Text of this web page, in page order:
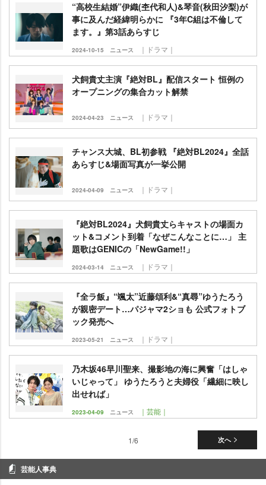
“高校生結婚”伊織(杢代和人)&琴音(秋田汐梨)が
事に及んだ経緯明らかに 『3年C組は不倫して
ます。』第3話あらすじ
2024-10-15 ニュース ｜ドラマ｜
犬飼貴丈主演『絶対BL』配信スタート 恒例の
オープニングの集合カット解禁
2024-04-23 ニュース ｜ドラマ｜
チャンス大城、BL初参戦 『絶対BL2024』全話
あらすじ&場面写真が一挙公開
2024-04-09 ニュース ｜ドラマ｜
『絶対BL2024』犬飼貴丈らキャストの場面カ
ット&コメント到着「なぜこんなことに…」 主
題歌はGENICの「NewGame!!」
2024-03-14 ニュース ｜ドラマ｜
『全ラ飯』“颯太”近藤頌利&“真尋”ゆうたろう
が親密デート…パジャマ2ショも 公式フォトブ
ック発売へ
2023-05-21 ニュース ｜ドラマ｜
乃木坂46早川聖来、撮影地の海に興奮「はしゃ
いじゃって」 ゆうたろうと夫婦役「繊細に映し
出せれば」
2023-04-09 ニュース ｜芸能｜
次へ
1/6
芸能人事典